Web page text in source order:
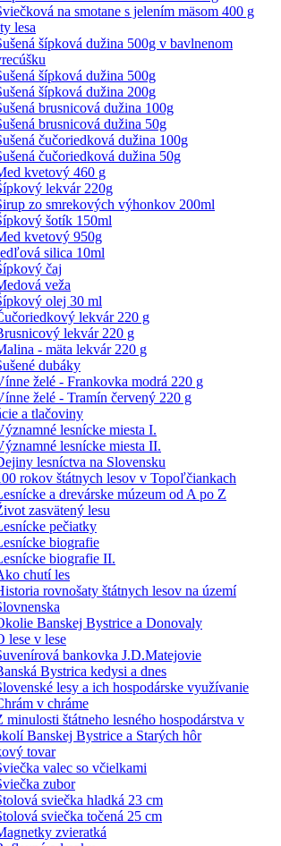
na smotane s jelením mäsom 400 g
lesa
šípková dužina 500g v bavlnenom
šípková dužina 500g
šípková dužina 200g
brusnicová dužina 100g
brusnicová dužina 50g
čučoriedková dužina 100g
čučoriedková dužina 50g
kvetový 460 g
lekvár 220g
zo smrekových výhonkov 200ml
šotík 150ml
kvetový 950g
silica 10ml
čaj
veža
olej 30 ml
lekvár 220 g
lekvár 220 g
- mäta lekvár 220 g
dubáky
želé - Frankovka modrá 220 g
želé - Tramín červený 220 g
a tlačoviny
lesnícke miesta I.
lesnícke miesta II.
lesníctva na Slovensku
rokov štátnych lesov v Topoľčiankach
a drevárske múzeum od A po Z
zasvätený lesu
pečiatky
biografie
biografie II.
chutí les
rovnošaty štátnych lesov na území
Banskej Bystrice a Donovaly
lese v lese
bankovka J.D.Matejovie
Bystrica kedysi a dnes
lesy a ich hospodárske využívanie
v chráme
minulosti štátneho lesného hospodárstva v
Banskej Bystrice a Starých hôr
tovar
valec so včielkami
zubor
sviečka hladká 23 cm
sviečka točená 25 cm
zvieratká